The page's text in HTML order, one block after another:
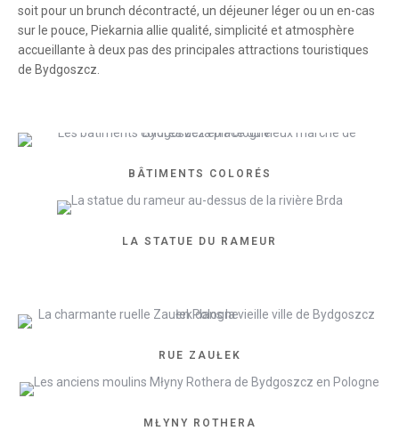
soit pour un brunch décontracté, un déjeuner léger ou un en-cas
sur le pouce, Piekarnia allie qualité, simplicité et atmosphère
accueillante à deux pas des principales attractions touristiques
de Bydgoszcz.
BÂTIMENTS COLORÉS
LA STATUE DU RAMEUR
RUE ZAUŁEK
MŁYNY ROTHERA